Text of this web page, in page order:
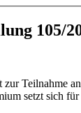
105/
zur Teilnahme
setzt sich für